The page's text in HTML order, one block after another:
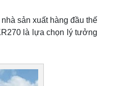
sản xuất hàng đầu thế
là lựa chọn lý tưởng